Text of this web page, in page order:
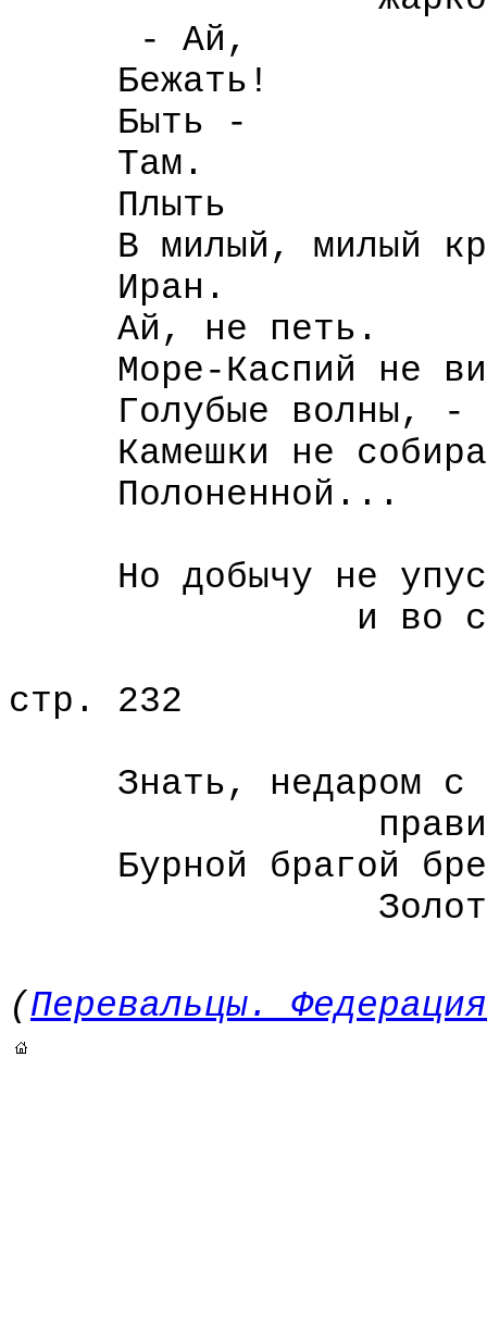
- Ай,
Бежать!
Быть -
Там.
Плыть
В милый, милый
Иран.
Ай, не петь.
Море-Каспий не
Голубые волны, -
Камешки не
Полоненной...
Но добычу не
и во сне
стр. 232
Знать, недаром с
правил в
Бурной брагой
Золотой
(Перевальцы.